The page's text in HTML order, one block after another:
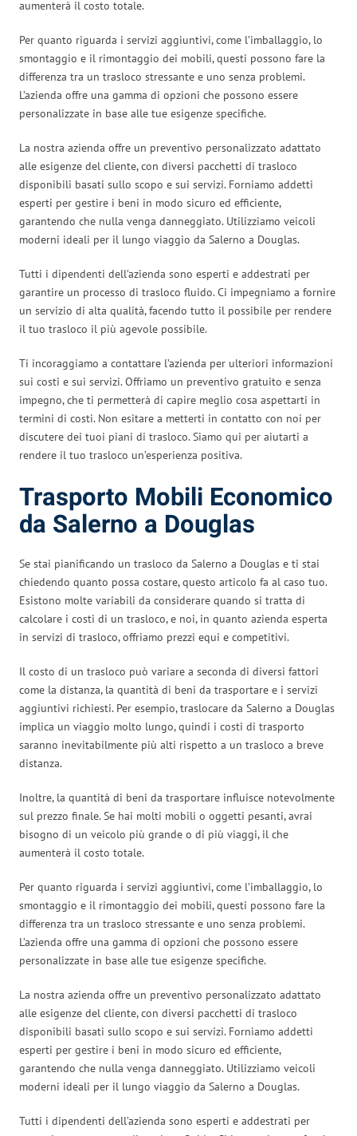
aumenterà il costo totale.
Per quanto riguarda i servizi aggiuntivi, come l’imballaggio, lo
smontaggio e il rimontaggio dei mobili, questi possono fare la
differenza tra un trasloco stressante e uno senza problemi.
L’azienda offre una gamma di opzioni che possono essere
personalizzate in base alle tue esigenze specifiche.
La nostra azienda offre un preventivo personalizzato adattato
alle esigenze del cliente, con diversi pacchetti di trasloco
disponibili basati sullo scopo e sui servizi. Forniamo addetti
esperti per gestire i beni in modo sicuro ed efficiente,
garantendo che nulla venga danneggiato. Utilizziamo veicoli
moderni ideali per il lungo viaggio da Salerno a Douglas.
Tutti i dipendenti dell’azienda sono esperti e addestrati per
garantire un processo di trasloco fluido. Ci impegniamo a fornire
un servizio di alta qualità, facendo tutto il possibile per rendere
il tuo trasloco il più agevole possibile.
Ti incoraggiamo a contattare l’azienda per ulteriori informazioni
sui costi e sui servizi. Offriamo un preventivo gratuito e senza
impegno, che ti permetterà di capire meglio cosa aspettarti in
termini di costi. Non esitare a metterti in contatto con noi per
discutere dei tuoi piani di trasloco. Siamo qui per aiutarti a
rendere il tuo trasloco un’esperienza positiva.
Trasporto Mobili Economico
da Salerno a Douglas
Se stai pianificando un trasloco da Salerno a Douglas e ti stai
chiedendo quanto possa costare, questo articolo fa al caso tuo.
Esistono molte variabili da considerare quando si tratta di
calcolare i costi di un trasloco, e noi, in quanto azienda esperta
in servizi di trasloco, offriamo prezzi equi e competitivi.
Il costo di un trasloco può variare a seconda di diversi fattori
come la distanza, la quantità di beni da trasportare e i servizi
aggiuntivi richiesti. Per esempio, traslocare da Salerno a Douglas
implica un viaggio molto lungo, quindi i costi di trasporto
saranno inevitabilmente più alti rispetto a un trasloco a breve
distanza.
Inoltre, la quantità di beni da trasportare influisce notevolmente
sul prezzo finale. Se hai molti mobili o oggetti pesanti, avrai
bisogno di un veicolo più grande o di più viaggi, il che
aumenterà il costo totale.
Per quanto riguarda i servizi aggiuntivi, come l’imballaggio, lo
smontaggio e il rimontaggio dei mobili, questi possono fare la
differenza tra un trasloco stressante e uno senza problemi.
L’azienda offre una gamma di opzioni che possono essere
personalizzate in base alle tue esigenze specifiche.
La nostra azienda offre un preventivo personalizzato adattato
alle esigenze del cliente, con diversi pacchetti di trasloco
disponibili basati sullo scopo e sui servizi. Forniamo addetti
esperti per gestire i beni in modo sicuro ed efficiente,
garantendo che nulla venga danneggiato. Utilizziamo veicoli
moderni ideali per il lungo viaggio da Salerno a Douglas.
Tutti i dipendenti dell’azienda sono esperti e addestrati per